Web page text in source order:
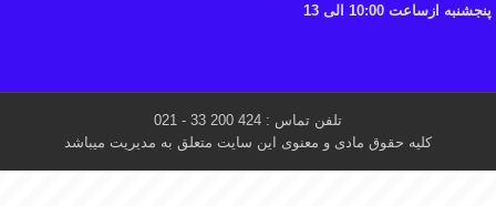
پنجشنبه ازساعت 10:00 الی 13
تلفن تماس : 424 200 33 - 021
کلیه حقوق مادی و معنوی این سایت متعلق به مدیریت میباشد